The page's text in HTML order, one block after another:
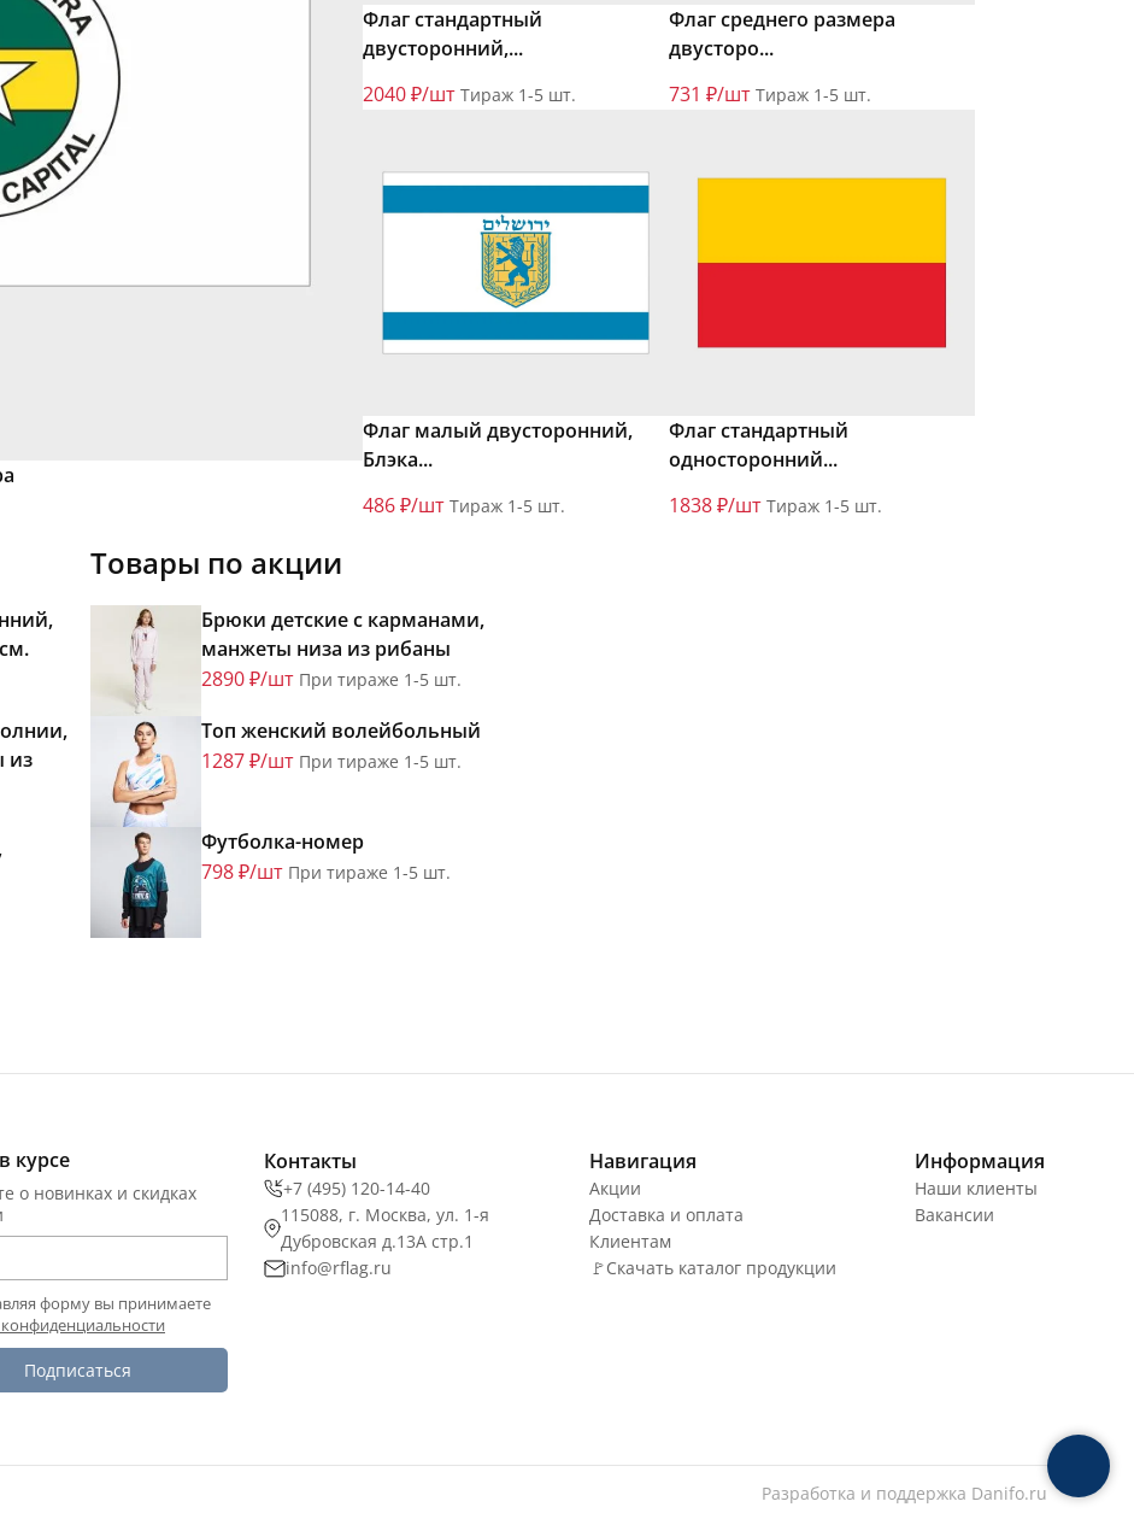
Флаг стандартный
двусторонний,...
2040 ₽/шт Тираж 1-5 шт.
Флаг среднего размера
двусторо...
731 ₽/шт Тираж 1-5 шт.
Флаг малый двусторонний,
Блэка...
486 ₽/шт Тираж 1-5 шт.
Флаг стандартный
односторонний...
1838 ₽/шт Тираж 1-5 шт.
из
Товары по акции
Брюки детские с карманами,
манжеты низа из рибаны
2890 ₽/шт При тираже 1-5 шт.
Топ женский волейбольный
1287 ₽/шт При тираже 1-5 шт.
Футболка-номер
798 ₽/шт При тираже 1-5 шт.
курсе
о новинках и скидках
форму вы принимаете
Подписаться
Контакты
+7 (495) 120-14-40
115088, г. Москва, ул. 1-я
Дубровская д.13А стр.1
info@rflag.ru
Навигация
Акции
Доставка и оплата
Клиентам
🚩Скачать каталог продукции
Информация
Наши клиенты
Вакансии
Разработка и поддержка Danifo.ru